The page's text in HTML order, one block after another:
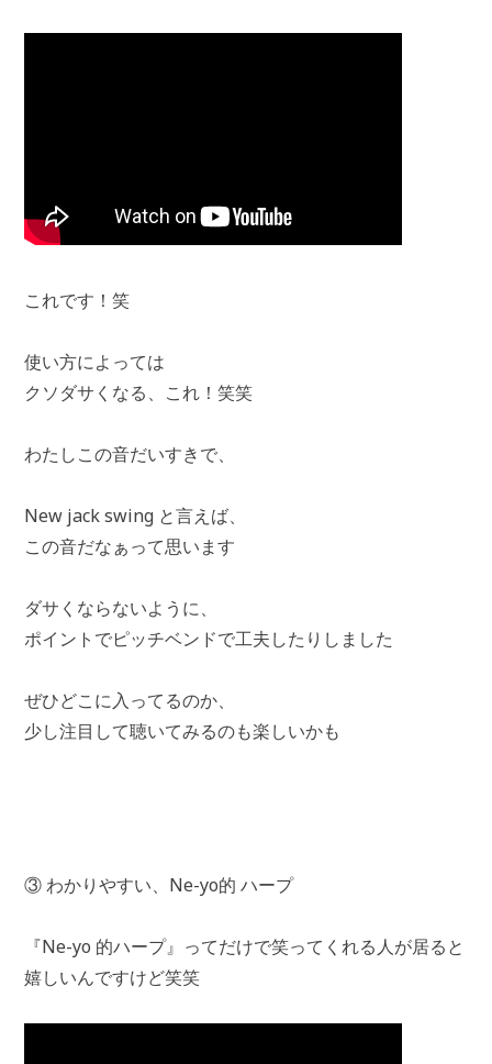
これです！笑
使い方によっては
クソダサくなる、これ！笑笑
わたしこの音だいすきで、
New jack swing と言えば、
この音だなぁって思います
ダサくならないように、
ポイントでピッチベンドで工夫したりしました
ぜひどこに入ってるのか、
少し注目して聴いてみるのも楽しいかも
③ わかりやすい、Ne-yo的 ハープ
『Ne-yo 的ハープ』ってだけで笑ってくれる人が居ると
嬉しいんですけど笑笑